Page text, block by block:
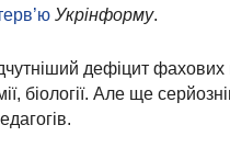
Укрінформу.
дефіцит фахових
біології. Але ще